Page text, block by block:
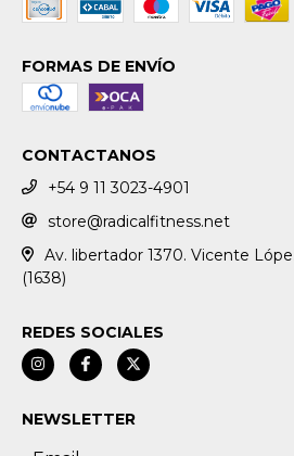
FORMAS DE ENVÍO
CONTACTANOS
+54 9 11 3023-4901
store@radicalfitness.net
Av. libertador 1370. Vicente
(1638)
REDES SOCIALES
NEWSLETTER